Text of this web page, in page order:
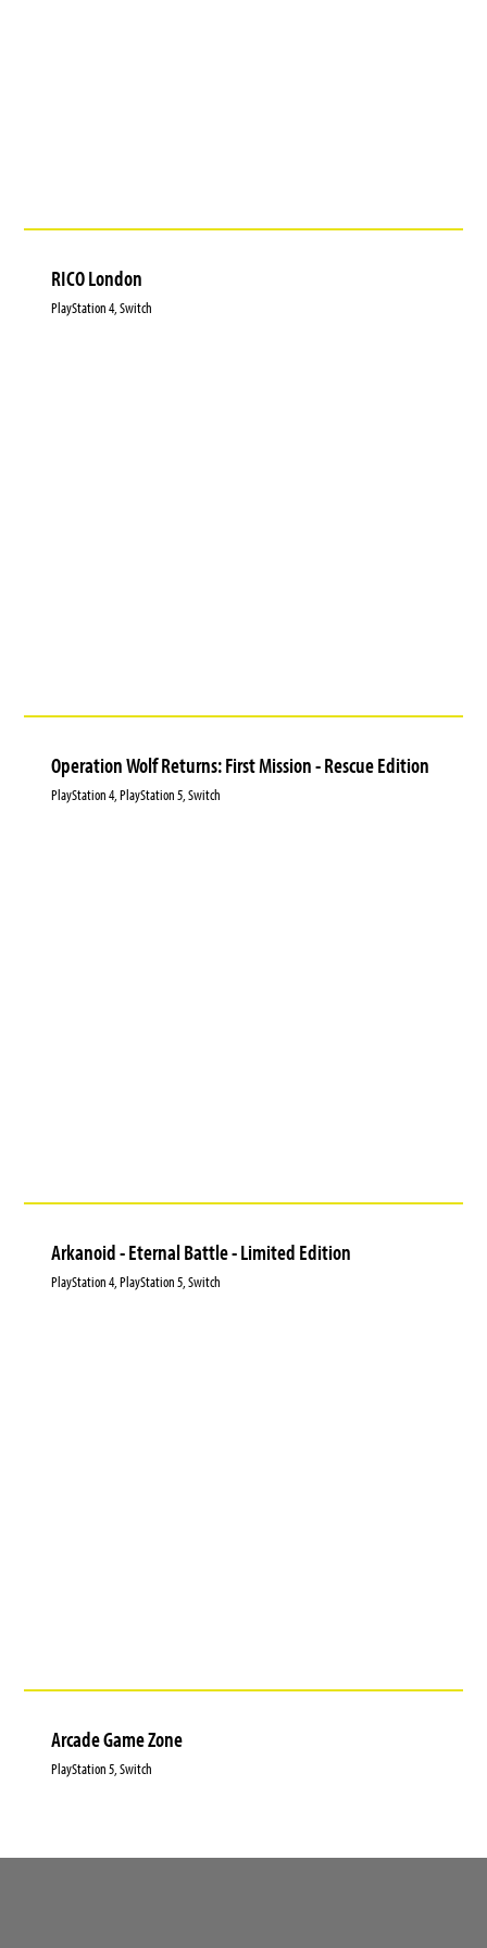
RICO London
PlayStation 4, Switch
Operation Wolf Returns: First Mission - Rescue Edition
PlayStation 4, PlayStation 5, Switch
Arkanoid - Eternal Battle - Limited Edition
PlayStation 4, PlayStation 5, Switch
Arcade Game Zone
PlayStation 5, Switch